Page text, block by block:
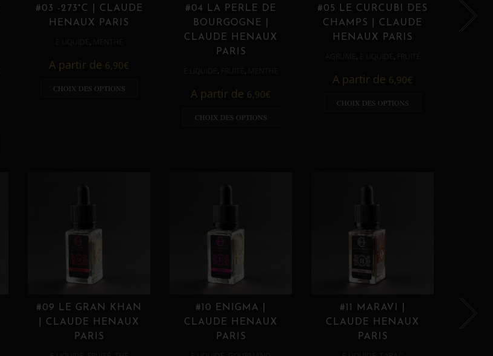
#03 -273°C | CLAUDE
HENAUX PARIS
,
A partir de 6,90€
CHOIX DES OPTIONS
#04 LA PERLE DE
BOURGOGNE |
CLAUDE HENAUX
PARIS
, ,
A partir de 6,90€
CHOIX DES OPTIONS
#05 LE CURCUBI DES
CHAMPS | CLAUDE
HENAUX PARIS
, ,
A partir de 6,90€
CHOIX DES OPTIONS
#09 LE GRAN KHAN
| CLAUDE HENAUX
PARIS
#10 ENIGMA |
CLAUDE HENAUX
PARIS
#11 MARAVI |
CLAUDE HENAUX
PARIS